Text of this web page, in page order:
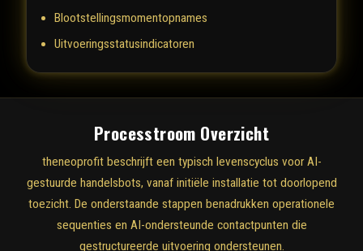
Blootstellingsmomentopnames
Uitvoeringsstatusindicatoren
Processtroom Overzicht
theneoprofit beschrijft een typisch levenscyclus voor AI-
gestuurde handelsbots, vanaf initiële installatie tot doorlopend
toezicht. De onderstaande stappen benadrukken operationele
sequenties en AI-ondersteunde contactpunten die
gestructureerde uitvoering ondersteunen.